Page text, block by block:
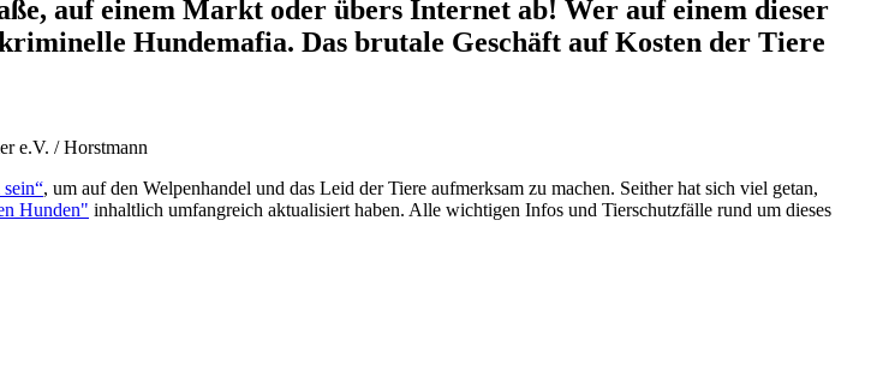
auf einem Markt oder übers Internet ab! Wer auf einem dieser
Hundemafia. Das brutale Geschäft auf Kosten der Tiere
e.V. / Horstmann
, um auf den Welpenhandel und das Leid der Tiere aufmerksam zu machen. Seither hat sich viel getan,
Hunden" inhaltlich umfangreich aktualisiert haben. Alle wichtigen Infos und Tierschutzfälle rund um dieses